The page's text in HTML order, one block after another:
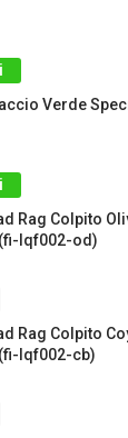
Verde
Rag Colpito
lqf002-od)
Rag Colpito
lqf002-cb)